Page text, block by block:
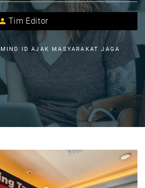
Tim Editor
MIND ID AJAK MASYARAKAT JAGA